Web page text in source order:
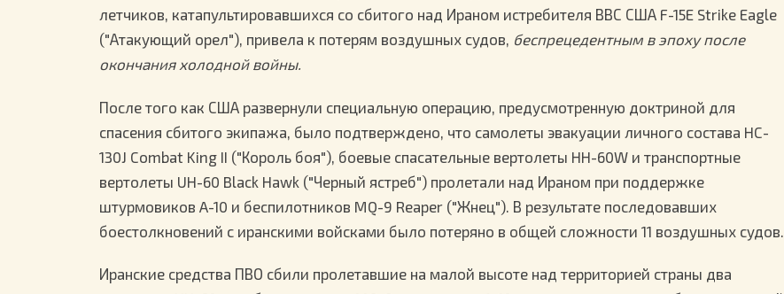
летчиков, катапультировавшихся со сбитого над Ираном истребителя ВВС США F-15E Strike Eagle
("Атакующий орел"), привела к потерям воздушных судов, беспрецедентным в эпоху после
окончания холодной войны.
После того как США развернули специальную операцию, предусмотренную доктриной для
спасения сбитого экипажа, было подтверждено, что самолеты эвакуации личного состава HC-
130J Combat King II ("Король боя"), боевые спасательные вертолеты HH-60W и транспортные
вертолеты UH-60 Black Hawk ("Черный ястреб") пролетали над Ираном при поддержке
штурмовиков A-10 и беспилотников MQ-9 Reaper ("Жнец"). В результате последовавших
боестолкновений с иранскими войсками было потеряно в общей сложности 11 воздушных судов.
Иранские средства ПВО сбили пролетавшие на малой высоте над территорией страны два